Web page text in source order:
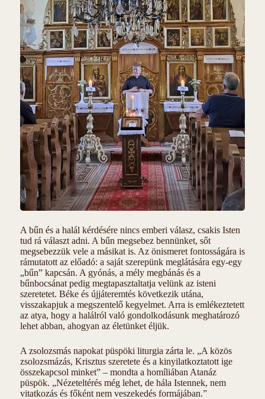
A bűn és a halál kérdésére nincs emberi válasz, csakis Isten
tud rá választ adni. A bűn megsebez bennünket, sőt
megsebezzük vele a másikat is. Az önismeret fontosságára is
rámutatott az előadó: a saját szerepünk meglátására egy-egy
„bűn” kapcsán. A gyónás, a mély megbánás és a
bűnbocsánat pedig megtapasztaltatja velünk az isteni
szeretetet. Béke és újjáteremtés következik utána,
visszakapjuk a megszentelő kegyelmet. Arra is emlékeztetett
az atya, hogy a halálról való gondolkodásunk meghatározó
lehet abban, ahogyan az életünket éljük.
A zsolozsmás napokat püspöki liturgia zárta le. „A közös
zsolozsmázás, Krisztus szeretete és a kinyilatkoztatott ige
összekapcsol minket” – mondta a homíliában Atanáz
püspök. „Nézeteltérés még lehet, de hála Istennek, nem
vitatkozás és főként nem veszekedés formájában.”